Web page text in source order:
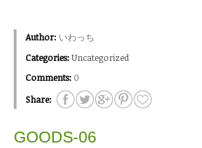
Author: いわっち
Categories:Uncategorized
Comments: 0
Share:
GOODS-06